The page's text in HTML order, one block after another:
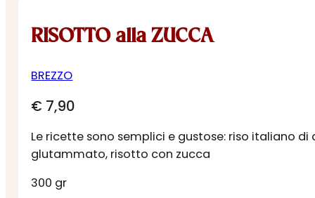
RISOTTO alla ZUCCA
BREZZO
€ 7,90
Le ricette sono semplici e gustose: riso italiano
glutammato, risotto con zucca
300 gr